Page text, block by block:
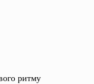
ритму